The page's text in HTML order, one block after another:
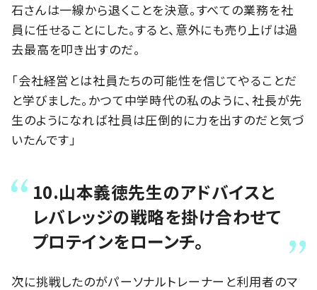
石さんは一線から退くことを決意。すべての業務を社
員に任せることにした。すると、意外にも売り上げは過
去最高を叩き出すのだ。
「会社経営とは社員たちの可能性を信じてやることだ
と学びました。かつて中学時代の私のように、社長が先
生のようになれば社員は圧倒的に力を出すのだと気づ
いたんです」
10.山本義徳先生のアドバイスと
レバレッジの戦略を掛け合わせて
プロテインをローンチ。
次に挑戦したのがパーソナルトレーナーと利用者のマ